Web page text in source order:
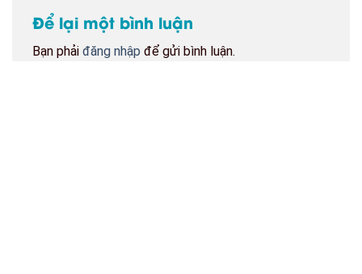
Để lại một bình luận
Bạn phải đăng nhập để gửi bình luận.